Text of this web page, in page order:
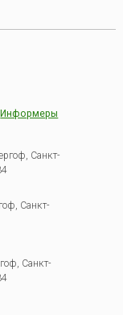
Информеры
Санкт-
Санкт-
Санкт-